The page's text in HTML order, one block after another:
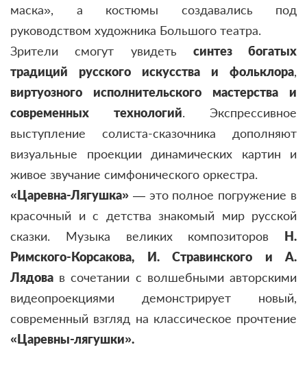
маска», а костюмы создавались под
руководством художника Большого театра.
Зрители смогут увидеть синтез богатых
традиций русского искусства и фольклора,
виртуозного исполнительского мастерства и
современных технологий. Экспрессивное
выступление солиста-сказочника дополняют
визуальные проекции динамических картин и
живое звучание симфонического оркестра.
«Царевна-Лягушка» — это полное погружение в
красочный и с детства знакомый мир русской
сказки. Музыка великих композиторов Н.
Римского-Корсакова, И. Стравинского и А.
Лядова в сочетании с волшебными авторскими
видеопроекциями демонстрирует новый,
современный взгляд на классическое прочтение
«Царевны-лягушки».